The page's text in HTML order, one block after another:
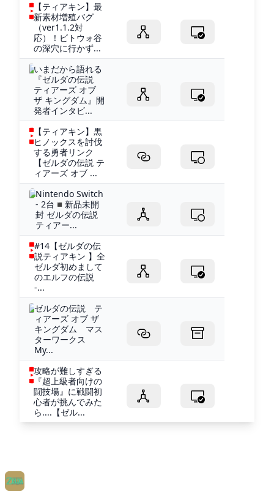
【ティアキン】最
新素材増殖バグ
（ver1.1.2対
応）！ビトウォ谷
の深穴に行かず...
いまだから語れる
『ゼルダの伝説
ティアーズ オブ
ザ キングダム』開
発者インタビ...
【ティアキン】黒
ヒノックスを討伐
する勇者リンク
【ゼルダの伝説 テ
ィアーズ オブ ...
Nintendo Switch
- 2台◾️新品未開
封 ゼルダの伝説
ティアー...
#14【ゼルダの伝
説ティアキン 】全
ゼルダ初めまして
のエルフの伝説
-...
ゼルダの伝説 テ
ィアーズ オブ ザ
キングダム マス
ターワークス
My...
攻略が難しすぎる
『超上級者向けの
闘技場』に戦闘初
心者が挑んでみた
ら....【ゼル...